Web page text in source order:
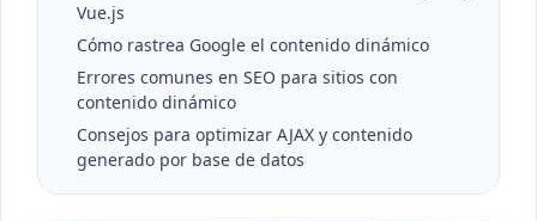
Vue.js
Cómo rastrea Google el contenido dinámico
Errores comunes en SEO para sitios con
contenido dinámico
Consejos para optimizar AJAX y contenido
generado por base de datos